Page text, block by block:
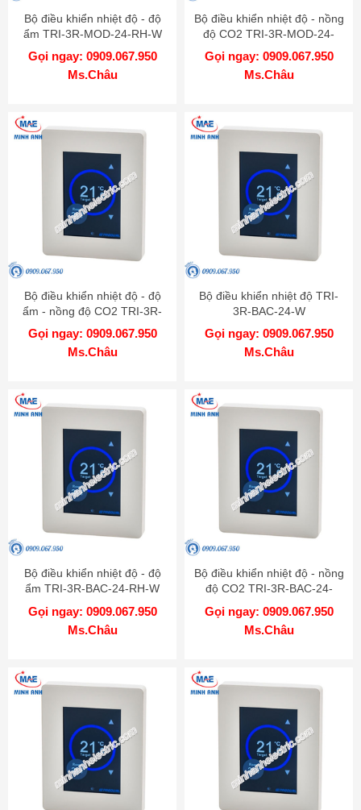
Bộ điều khiển nhiệt độ - độ
ẩm TRI-3R-MOD-24-RH-W
Gọi ngay: 0909.067.950
Ms.Châu
Bộ điều khiển nhiệt độ - nồng
độ CO2 TRI-3R-MOD-24-
CO2-W
Gọi ngay: 0909.067.950
Ms.Châu
Bộ điều khiển nhiệt độ - độ
ẩm - nồng độ CO2 TRI-3R-
MOD-24-RH-CO2-W
Gọi ngay: 0909.067.950
Ms.Châu
Bộ điều khiển nhiệt độ TRI-
3R-BAC-24-W
Gọi ngay: 0909.067.950
Ms.Châu
Bộ điều khiển nhiệt độ - độ
ẩm TRI-3R-BAC-24-RH-W
Gọi ngay: 0909.067.950
Ms.Châu
Bộ điều khiển nhiệt độ - nồng
độ CO2 TRI-3R-BAC-24-
CO2-W
Gọi ngay: 0909.067.950
Ms.Châu